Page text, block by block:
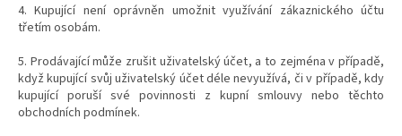
4. Kupující není oprávněn umožnit využívání zákaznického účtu
třetím osobám.
5. Prodávající může zrušit uživatelský účet, a to zejména v případě,
když kupující svůj uživatelský účet déle nevyužívá, či v případě, kdy
kupující poruší své povinnosti z kupní smlouvy nebo těchto
obchodních podmínek.